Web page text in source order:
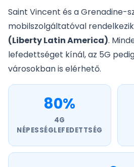
Saint Vincent és a Grenadine-
mobilszolgáltatóval
(Liberty Latin America).
lefedettséget kínál, az 5G
városokban is elérhető.
80%
4G
NÉPESSÉGLEFEDETTSÉG